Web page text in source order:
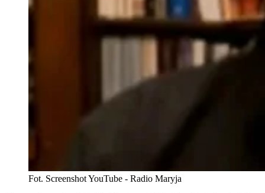
Fot. Screenshot YouTube - Radio Maryja